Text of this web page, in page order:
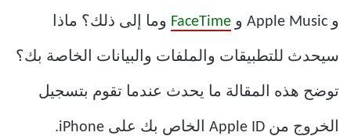
و Apple Music و FaceTime وما إلى ذلك؟ ماذا
سيحدث للتطبيقات والملفات والبيانات الخاصة بك؟
توضح هذه المقالة ما يحدث عندما تقوم بتسجيل
الخروج من Apple ID الخاص بك على iPhone.